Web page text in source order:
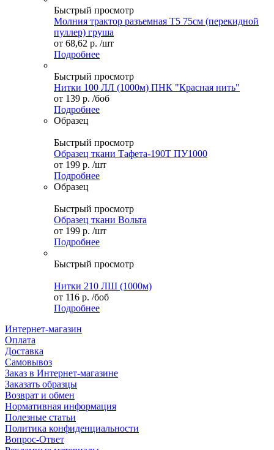
Быстрый просмотр
Молния трактор разъемная Т5 75см (перекидной
пуллер) груша
от 68,62 р. /шт
Подробнее
Быстрый просмотр
Нитки 100 ЛЛ (1000м) ПНК "Красная нить"
от 139 р. /боб
Подробнее
Образец
Быстрый просмотр
Образец ткани Тафета-190Т ПУ1000
от 199 р. /шт
Подробнее
Образец
Быстрый просмотр
Образец ткани Вольта
от 199 р. /шт
Подробнее
Быстрый просмотр
Нитки 210 ЛШ (1000м)
от 116 р. /боб
Подробнее
Интернет-магазин
Оплата
Доставка
Самовывоз
Заказ в Интернет-магазине
Заказать образцы
Возврат и обмен
Нормативная информация
Полезные статьи
Политика конфиденциальности
Вопрос-Ответ